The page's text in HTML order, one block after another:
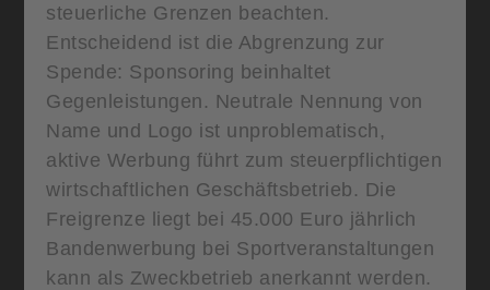
steuerliche Grenzen beachten.
Entscheidend ist die Abgrenzung zur
Spende: Sponsoring beinhaltet
Gegenleistungen. Neutrale Nennung von
Name und Logo ist unproblematisch,
aktive Werbung führt zum steuerpflichtigen
wirtschaftlichen Geschäftsbetrieb. Die
Freigrenze liegt bei 45.000 Euro jährlich
Bandenwerbung bei Sportveranstaltungen
kann als Zweckbetrieb anerkannt werden.